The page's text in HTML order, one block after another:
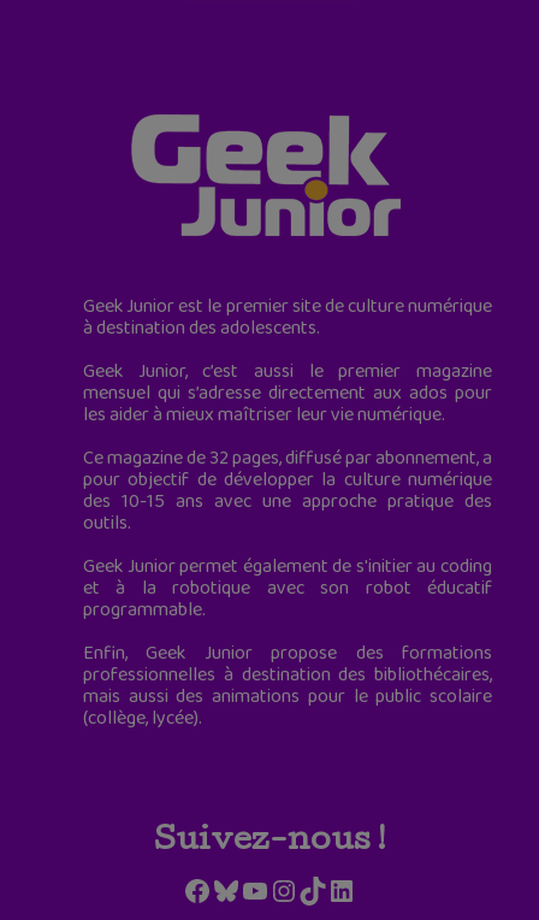
Geek Junior est le premier site de culture numérique
à destination des adolescents.
Geek Junior, c’est aussi le premier magazine
mensuel qui s’adresse directement aux ados pour
les aider à mieux maîtriser leur vie numérique.
Ce magazine de 32 pages, diffusé par abonnement, a
pour objectif de développer la culture numérique
des 10-15 ans avec une approche pratique des
outils.
Geek Junior permet également de s'initier au coding
et à la robotique avec son robot éducatif
programmable.
Enfin, Geek Junior propose des formations
professionnelles à destination des bibliothécaires,
mais aussi des animations pour le public scolaire
(collège, lycée).
Suivez-nous !
Facebook
Bluesky
YouTube
Instagram
TikTokLinkedIn